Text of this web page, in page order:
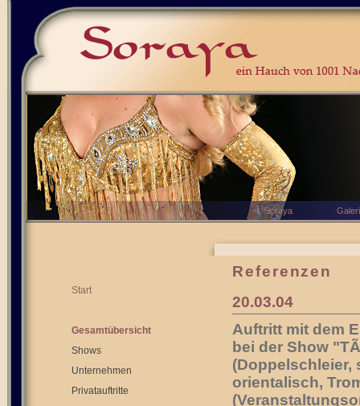
Start
Gesamtübersicht
Shows
Unternehmen
Privatauftritte
Referenzen
20.03.04
Auftritt mit dem
bei der Show
(Doppelschleier,
orientalisch,
Soraya